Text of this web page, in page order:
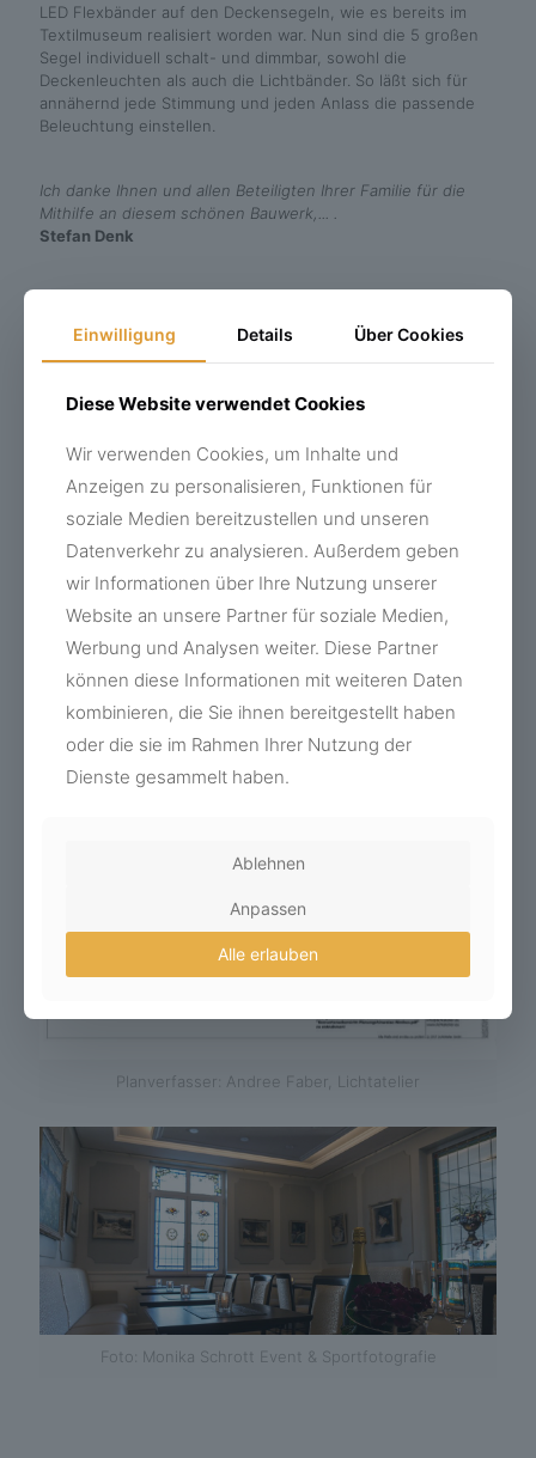
LED Flexbänder auf den Deckensegeln, wie es bereits im
Textilmuseum realisiert worden war. Nun sind die 5 großen
Segel individuell schalt- und dimmbar, sowohl die
Deckenleuchten als auch die Lichtbänder. So läßt sich für
annähernd jede Stimmung und jeden Anlass die passende
Beleuchtung einstellen.
Ich danke Ihnen und allen Beteiligten Ihrer Familie für die
Mithilfe an diesem schönen Bauwerk,... .
Stefan Denk
Foto: Monika Schrott Event & Sportfotografie
Planverfasser: Andree Faber, Lichtatelier
Foto: Monika Schrott Event & Sportfotografie
Einwilligung Details Über Cookies
Diese Website verwendet Cookies
Wir verwenden Cookies, um Inhalte und
Anzeigen zu personalisieren, Funktionen für
soziale Medien bereitzustellen und unseren
Datenverkehr zu analysieren. Außerdem geben
wir Informationen über Ihre Nutzung unserer
Website an unsere Partner für soziale Medien,
Werbung und Analysen weiter. Diese Partner
können diese Informationen mit weiteren Daten
kombinieren, die Sie ihnen bereitgestellt haben
oder die sie im Rahmen Ihrer Nutzung der
Dienste gesammelt haben.
Ablehnen
Anpassen
Alle erlauben